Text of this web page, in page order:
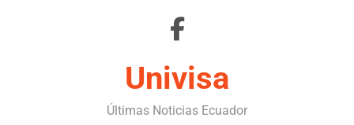
Univisa
Últimas Noticias Ecuador